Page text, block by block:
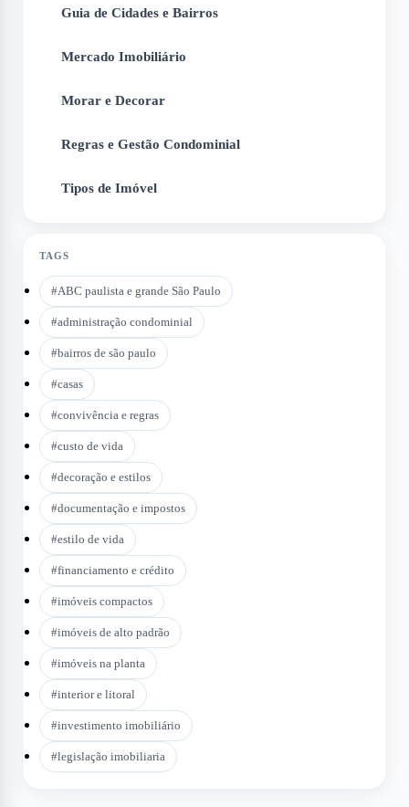
Guia de Cidades e Bairros
Mercado Imobiliário
Morar e Decorar
Regras e Gestão Condominial
Tipos de Imóvel
TAGS
#ABC paulista e grande São Paulo
#administração condominial
#bairros de são paulo
#casas
#convivência e regras
#custo de vida
#decoração e estilos
#documentação e impostos
#estilo de vida
#financiamento e crédito
#imóveis compactos
#imóveis de alto padrão
#imóveis na planta
#interior e litoral
#investimento imobiliário
#legislação imobiliaria